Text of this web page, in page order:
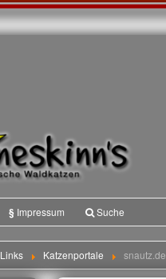
§ Impressum Suche
Links Katzenportale snautz.de